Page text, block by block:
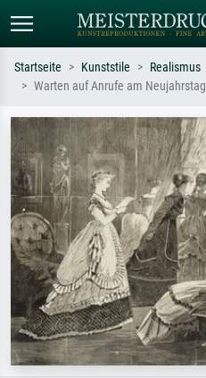
Suchen Sie nach Künstlern, Werktiteln
oder Stilen – z.B. Monet,
Sternennacht, Impressionismus, Welle
Hokusai, Akt.
Startseite Kunststile Realismus
Warten auf Anrufe am Neujahrstag